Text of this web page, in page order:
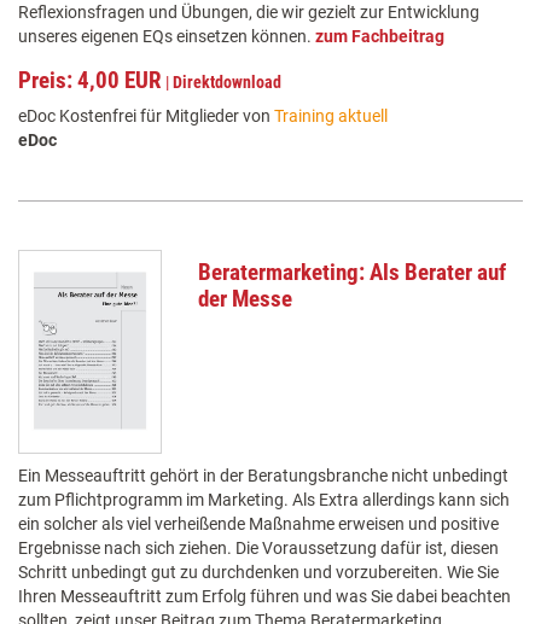
Reflexionsfragen und Übungen, die wir gezielt zur Entwicklung
unseres eigenen EQs einsetzen können. zum Fachbeitrag
Preis: 4,00 EUR |Direktdownload
eDoc Kostenfrei für Mitglieder von Training aktuell
eDoc
Beratermarketing: Als Berater auf
der Messe
Ein Messeauftritt gehört in der Beratungsbranche nicht unbedingt
zum Pflichtprogramm im Marketing. Als Extra allerdings kann sich
ein solcher als viel verheißende Maßnahme erweisen und positive
Ergebnisse nach sich ziehen. Die Voraussetzung dafür ist, diesen
Schritt unbedingt gut zu durchdenken und vorzubereiten. Wie Sie
Ihren Messeauftritt zum Erfolg führen und was Sie dabei beachten
sollten, zeigt unser Beitrag zum Thema Beratermarketing.